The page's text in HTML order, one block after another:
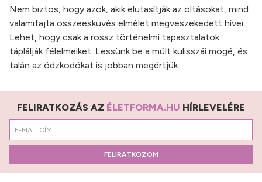
Nem biztos, hogy azok, akik elutasítják az oltásokat, mind
valamifajta összeesküvés elmélet megveszekedett hívei.
Lehet, hogy csak a rossz történelmi tapasztalatok
táplálják félelmeiket. Lessünk be a múlt kulisszái mögé, és
talán az ódzkodókat is jobban megértjük.
FELIRATKOZÁS AZ ÉLETFORMA.HU HÍRLEVELÉRE
FELIRATKOZOM